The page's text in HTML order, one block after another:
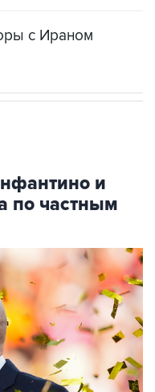
с Ираном
и
по частным